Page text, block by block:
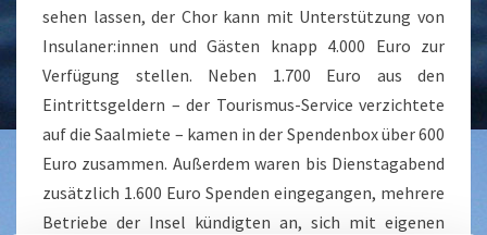
sehen lassen, der Chor kann mit Unterstützung von
Insulaner:innen und Gästen knapp 4.000 Euro zur
Verfügung stellen. Neben 1.700 Euro aus den
Eintrittsgeldern – der Tourismus-Service verzichtete
auf die Saalmiete – kamen in der Spendenbox über 600
Euro zusammen. Außerdem waren bis Dienstagabend
zusätzlich 1.600 Euro Spenden eingegangen, mehrere
Betriebe der Insel kündigten an, sich mit eigenen